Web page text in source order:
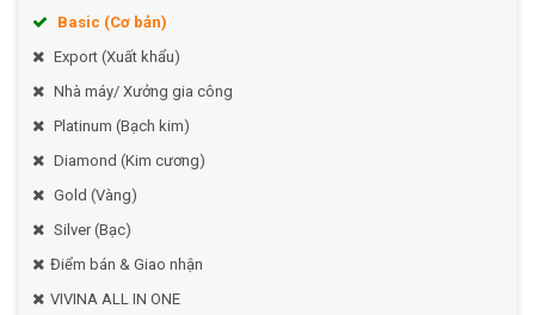
============ CAPPIANO HOME - Nơi đem lại không gian
Basic (Cơ bản)
Export (Xuất khẩu)
Nhà máy/ Xưởng gia công
Platinum (Bạch kim)
Diamond (Kim cương)
Gold (Vàng)
Silver (Bạc)
Điểm bán & Giao nhận
VIVINA ALL IN ONE